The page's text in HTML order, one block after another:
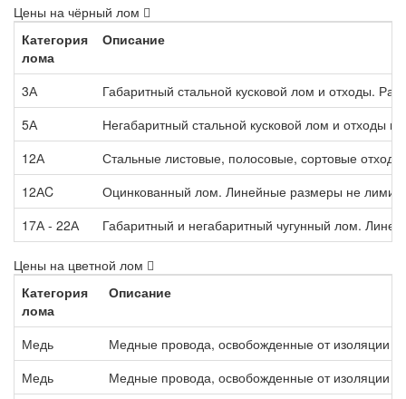
Цены на чёрный лом
Категория
лома
Описание
3А
Габаритный стальной кусковой лом и отходы.
5А
Негабаритный стальной кусковой лом и
12А
Стальные листовые, полосовые, сортовые
12АC
Оцинкованный лом. Линейные размеры не
17А - 22А
Габаритный и негабаритный чугунный лом.
Цены на цветной лом
Категория
лома
Описание
Медь
Медные провода, освобожденные от изоляции
Медь
Медные провода, освобожденные от изоляции